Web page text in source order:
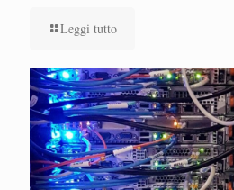
Leggi tutto